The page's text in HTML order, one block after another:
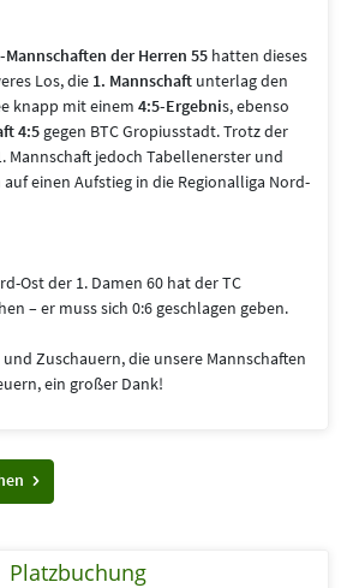
Mannschaften der Herren 55 hatten dieses
Los, die 1. Mannschaft unterlag den
knapp mit einem 4:5-Ergebnis, ebenso
4:5 gegen BTC Gropiusstadt. Trotz der
Mannschaft jedoch Tabellenerster und
einen Aufstieg in die Regionalliga Nord-
Ost der 1. Damen 60 hat der TC
– er muss sich 0:6 geschlagen geben.
Zuschauern, die unsere Mannschaften
ein großer Dank!
Platzbuchung